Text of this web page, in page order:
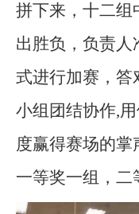
拼下来，十二组
出胜负，负责人
式进行加赛，答
小组团结协作,
度赢得赛场的掌
一等奖一组，二